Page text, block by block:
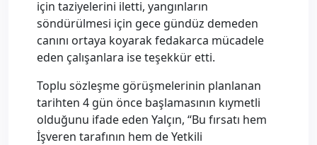
için taziyelerini iletti, yangınların
söndürülmesi için gece gündüz demeden
canını ortaya koyarak fedakarca mücadele
eden çalışanlara ise teşekkür etti.
Toplu sözleşme görüşmelerinin planlanan
tarihten 4 gün önce başlamasının kıymetli
olduğunu ifade eden Yalçın, “Bu fırsatı hem
İşveren tarafının hem de Yetkili